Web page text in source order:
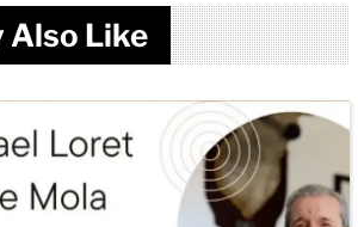
Also Like